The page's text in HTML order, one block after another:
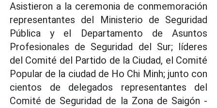
Asistieron a la ceremonia de conmemoración
representantes del Ministerio de Seguridad
Pública y el Departamento de Asuntos
Profesionales de Seguridad del Sur; líderes
del Comité del Partido de la Ciudad, el Comité
Popular de la ciudad de Ho Chi Minh; junto con
cientos de delegados representantes del
Comité de Seguridad de la Zona de Saigón -